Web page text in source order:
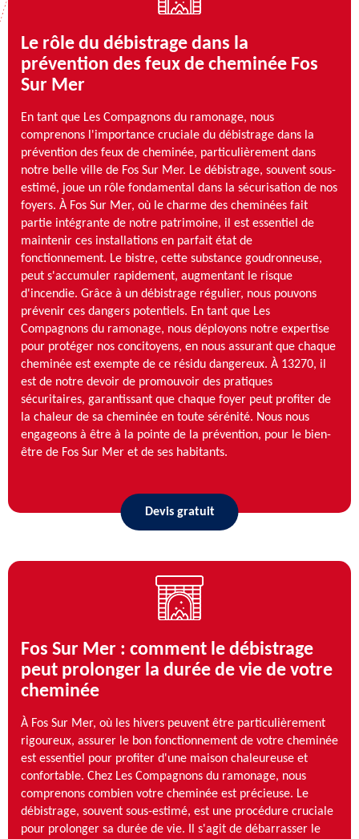
Le rôle du débistrage dans la
prévention des feux de cheminée Fos
Sur Mer
En tant que Les Compagnons du ramonage, nous
comprenons l'importance cruciale du débistrage dans la
prévention des feux de cheminée, particulièrement dans
notre belle ville de Fos Sur Mer. Le débistrage, souvent sous-
estimé, joue un rôle fondamental dans la sécurisation de nos
foyers. À Fos Sur Mer, où le charme des cheminées fait
partie intégrante de notre patrimoine, il est essentiel de
maintenir ces installations en parfait état de
fonctionnement. Le bistre, cette substance goudronneuse,
peut s'accumuler rapidement, augmentant le risque
d'incendie. Grâce à un débistrage régulier, nous pouvons
prévenir ces dangers potentiels. En tant que Les
Compagnons du ramonage, nous déployons notre expertise
pour protéger nos concitoyens, en nous assurant que chaque
cheminée est exempte de ce résidu dangereux. À 13270, il
est de notre devoir de promouvoir des pratiques
sécuritaires, garantissant que chaque foyer peut profiter de
la chaleur de sa cheminée en toute sérénité. Nous nous
engageons à être à la pointe de la prévention, pour le bien-
être de Fos Sur Mer et de ses habitants.
Devis gratuit
Fos Sur Mer : comment le débistrage
peut prolonger la durée de vie de votre
cheminée
À Fos Sur Mer, où les hivers peuvent être particulièrement
rigoureux, assurer le bon fonctionnement de votre cheminée
est essentiel pour profiter d'une maison chaleureuse et
confortable. Chez Les Compagnons du ramonage, nous
comprenons combien votre cheminée est précieuse. Le
débistrage, souvent sous-estimé, est une procédure cruciale
pour prolonger sa durée de vie. Il s'agit de débarrasser le